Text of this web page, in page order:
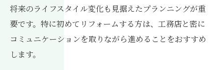
将来のライフスタイル変化も見据えたプランニングが重
要です。特に初めてリフォームする方は、工務店と密に
コミュニケーションを取りながら進めることをおすすめ
します。